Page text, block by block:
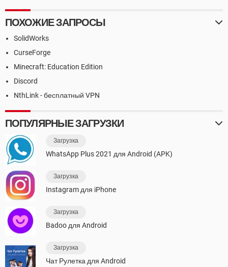
ПОХОЖИЕ ЗАПРОСЫ
SolidWorks
CurseForge
Minecraft: Education Edition
Discord
NthLink - бесплатный VPN
ПОПУЛЯРНЫЕ ЗАГРУЗКИ
Загрузка
WhatsApp Plus 2021 для Android (APK)
Загрузка
Instagram для iPhone
Загрузка
Badoo для Android
Загрузка
Чат Рулетка для Android